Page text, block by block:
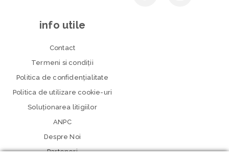
info utile
Contact
Termeni si condiţii
Politica de confidenţialitate
Politica de utilizare cookie-uri
Soluționarea litigiilor
ANPC
Despre Noi
Parteneri